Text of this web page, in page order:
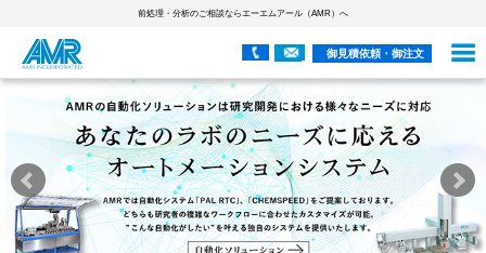
前処理・分析のご相談ならエーエムアール（AMR）へ
御見積依頼・御注文